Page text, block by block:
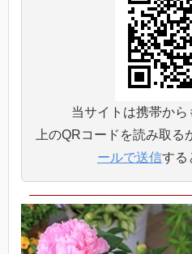
当サイトは携帯から
上のQRコードを読み取る
ールで送信する